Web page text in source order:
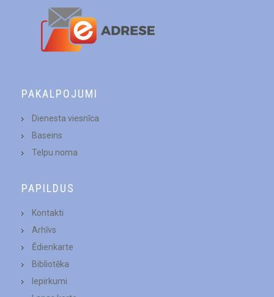
PAKALPOJUMI
Dienesta viesnīca
Baseins
Telpu noma
PAPILDUS
Kontakti
Arhīvs
Ēdienkarte
Bibliotēka
Iepirkumi